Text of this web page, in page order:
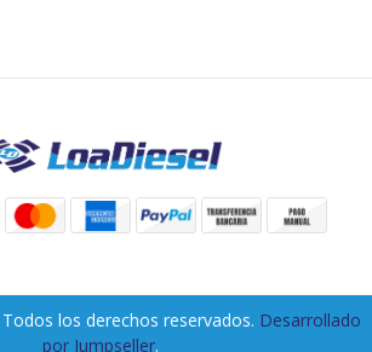
los derechos reservados. Desarrollado
por Jumpseller.